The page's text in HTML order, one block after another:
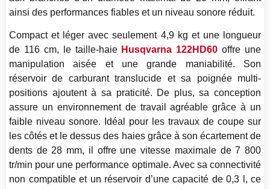
ainsi des performances fiables et un niveau sonore réduit.
Compact et léger avec seulement 4,9 kg et une longueur
de 116 cm, le taille-haie Husqvarna 122HD60 offre une
manipulation aisée et une grande maniabilité. Son
réservoir de carburant translucide et sa poignée multi-
positions ajoutent à sa praticité. De plus, sa conception
assure un environnement de travail agréable grâce à un
faible niveau sonore. Idéal pour les travaux de coupe sur
les côtés et le dessus des haies grâce à son écartement de
dents de 28 mm, il offre une vitesse maximale de 7 800
tr/min pour une performance optimale. Avec sa connectivité
non compatible et un réservoir d’une capacité de 0,3 l, ce